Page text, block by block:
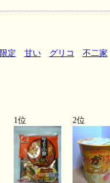
限定 甘い グリコ 不二家
1位 2位